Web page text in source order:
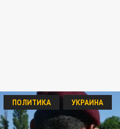
ПОЛИТИКА УКРАИНА